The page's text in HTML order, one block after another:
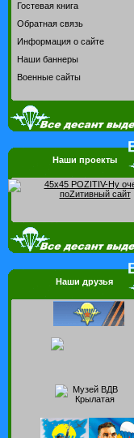
Гостевая книга
Обратная связь
Информация о сайте
Наши баннеры
Военные сайты
Наши проекты
Наши друзья